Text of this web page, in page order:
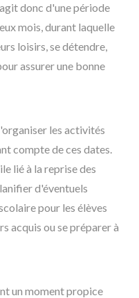
donc d'une période
mois, durant laquelle
loisirs, se détendre,
assurer une bonne
les activités
compte de ces dates.
lié à la reprise des
d'éventuels
pour les élèves
acquis ou se préparer à
un moment propice